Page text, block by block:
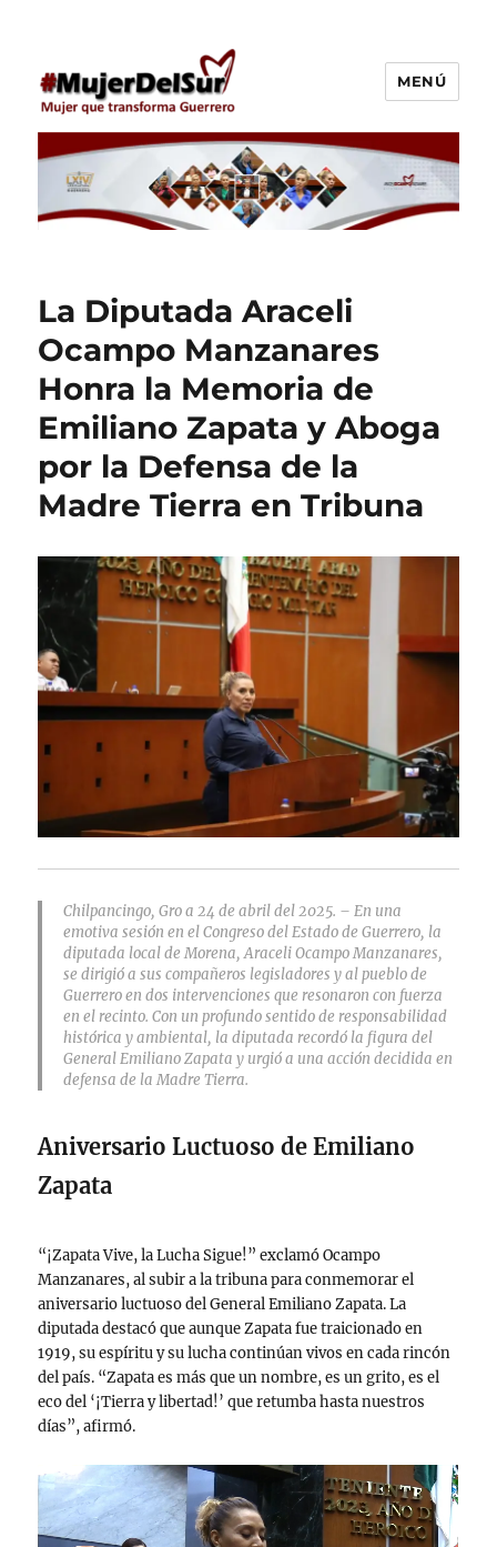
Araceli Ocampo Manzanares
MENÚ
La Diputada Araceli
Ocampo Manzanares
Honra la Memoria de
Emiliano Zapata y Aboga
por la Defensa de la
Madre Tierra en Tribuna
Chilpancingo, Gro a 24 de abril del 2025. – En una
emotiva sesión en el Congreso del Estado de Guerrero, la
diputada local de Morena, Araceli Ocampo Manzanares,
se dirigió a sus compañeros legisladores y al pueblo de
Guerrero en dos intervenciones que resonaron con fuerza
en el recinto. Con un profundo sentido de responsabilidad
histórica y ambiental, la diputada recordó la figura del
General Emiliano Zapata y urgió a una acción decidida en
defensa de la Madre Tierra.
Aniversario Luctuoso de Emiliano
Zapata
“¡Zapata Vive, la Lucha Sigue!” exclamó Ocampo
Manzanares, al subir a la tribuna para conmemorar el
aniversario luctuoso del General Emiliano Zapata. La
diputada destacó que aunque Zapata fue traicionado en
1919, su espíritu y su lucha continúan vivos en cada rincón
del país. “Zapata es más que un nombre, es un grito, es el
eco del ‘¡Tierra y libertad!’ que retumba hasta nuestros
días”, afirmó.